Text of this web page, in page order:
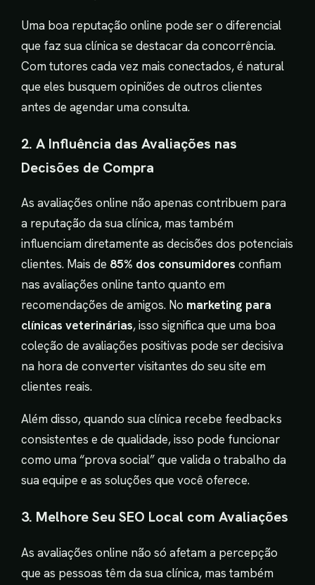
Uma boa reputação online pode ser o diferencial
que faz sua clínica se destacar da concorrência.
Com tutores cada vez mais conectados, é natural
que eles busquem opiniões de outros clientes
antes de agendar uma consulta.
2. A Influência das Avaliações nas
Decisões de Compra
As avaliações online não apenas contribuem para
a reputação da sua clínica, mas também
influenciam diretamente as decisões dos potenciais
clientes. Mais de 85% dos consumidores confiam
nas avaliações online tanto quanto em
recomendações de amigos. No marketing para
clínicas veterinárias, isso significa que uma boa
coleção de avaliações positivas pode ser decisiva
na hora de converter visitantes do seu site em
clientes reais.
Além disso, quando sua clínica recebe feedbacks
consistentes e de qualidade, isso pode funcionar
como uma “prova social” que valida o trabalho da
sua equipe e as soluções que você oferece.
3. Melhore Seu SEO Local com Avaliações
As avaliações online não só afetam a percepção
que as pessoas têm da sua clínica, mas também